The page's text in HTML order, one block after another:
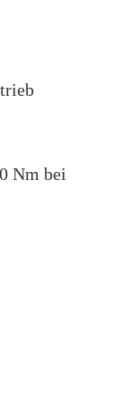
Nm bei